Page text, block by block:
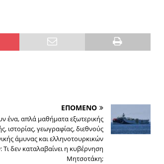
ΕΠΟΜΕΝΟ
ένα, απλά μαθήματα εξωτερικής
ιστορίας, γεωγραφίας, διεθνούς
άμυνας και ελληνοτουρκικών
Τι δεν καταλαβαίνει η κυβέρνηση
Μητσοτάκη;